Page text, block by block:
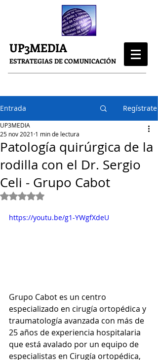
UP3MEDIA
ESTRATEGIAS DE COMUNICACIÓN
Entrada Regístrate
Patología quirúrgica de la
rodilla con el Dr. Sergio
Celi - Grupo Cabot
UP3MEDIA
25 nov 2021 1 min de lectura
Obtuvo NaN de 5 estrellas.
https://youtu.be/g1-YWgfXdeU
Grupo Cabot es un centro
especializado en cirugía ortopédica y
traumatología avanzada con más de
25 años de experiencia hospitalaria
que está avalado por un equipo de
especialistas en Cirugía ortopédica,